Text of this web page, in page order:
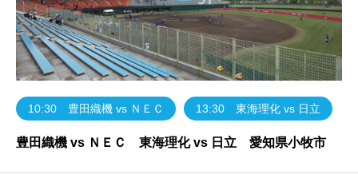
10:30 豊田織機 vs ＮＥＣ 13:30 東海理化 vs 日立
豊田織機 vs ＮＥＣ 東海理化 vs 日立 愛知県小牧市